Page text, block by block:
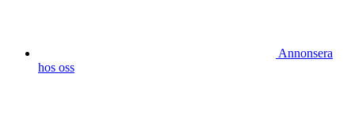
Annonsera
hos oss